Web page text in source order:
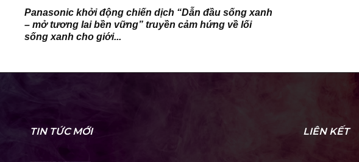
Panasonic khởi động chiến dịch “Dẫn đầu sống xanh
– mở tương lai bền vững” truyền cảm hứng về lối
sống xanh cho giới...
TIN TỨC MỚI LIÊN KẾT